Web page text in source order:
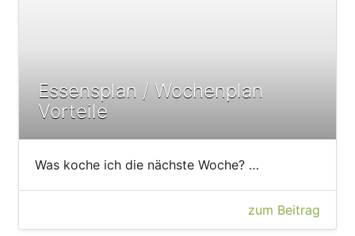
Essensplan / Wochenplan
Vorteile
Was koche ich die nächste Woche? …
zum Beitrag